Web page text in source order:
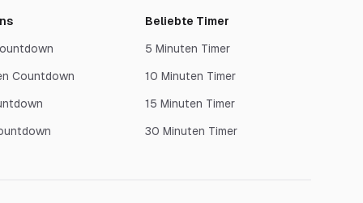
Countdown
Beliebte Timer
5 Minuten Timer
10 Minuten Timer
15 Minuten Timer
30 Minuten Timer